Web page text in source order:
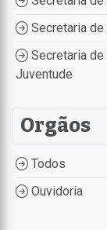
Secretaria de
Secretaria
Juventude
Orgãos
Todos
Ouvidoria